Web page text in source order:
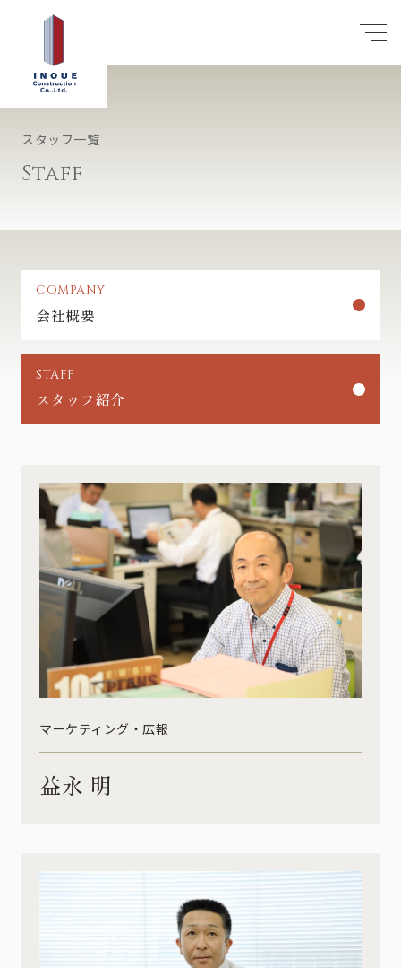
スタッフ一覧
Staff
COMPANY
会社概要
STAFF
スタッフ紹介
マーケティング・広報
益永 明